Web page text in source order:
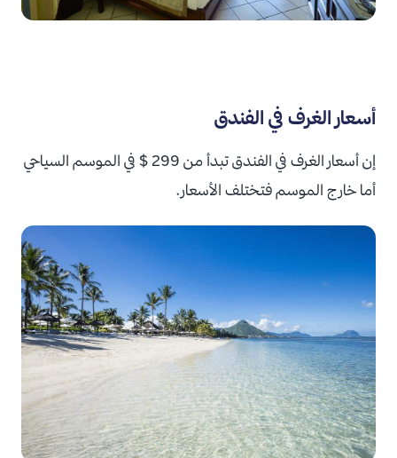
أسعار الغرف في الفندق
إن أسعار الغرف في الفندق تبدأ من 299 $ في الموسم السياحي
أما خارج الموسم فتختلف الأسعار.